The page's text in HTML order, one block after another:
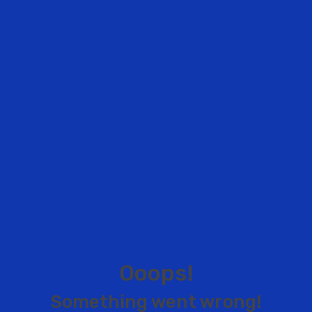
Ooops!
Something went wrong!